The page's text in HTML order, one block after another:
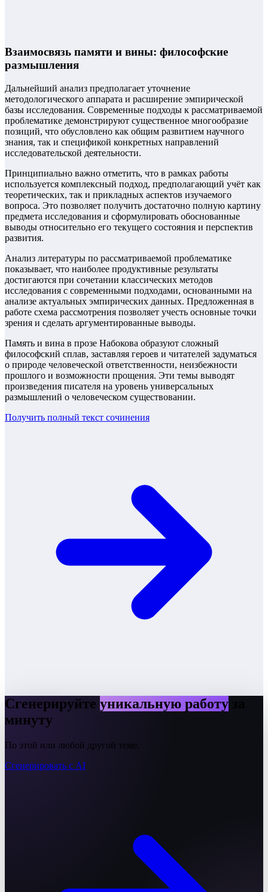
Взаимосвязь памяти и вины: философские
размышления
Дальнейший анализ предполагает уточнение
методологического аппарата и расширение эмпирической
базы исследования. Современные подходы к рассматриваемой
проблематике демонстрируют существенное многообразие
позиций, что обусловлено как общим развитием научного
знания, так и спецификой конкретных направлений
исследовательской деятельности.
Принципиально важно отметить, что в рамках работы
используется комплексный подход, предполагающий учёт как
теоретических, так и прикладных аспектов изучаемого
вопроса. Это позволяет получить достаточно полную картину
предмета исследования и сформулировать обоснованные
выводы относительно его текущего состояния и перспектив
развития.
Анализ литературы по рассматриваемой проблематике
показывает, что наиболее продуктивные результаты
достигаются при сочетании классических методов
исследования с современными подходами, основанными на
анализе актуальных эмпирических данных. Предложенная в
работе схема рассмотрения позволяет учесть основные точки
зрения и сделать аргументированные выводы.
Память и вина в прозе Набокова образуют сложный
философский сплав, заставляя героев и читателей задуматься
о природе человеческой ответственности, неизбежности
прошлого и возможности прощения. Эти темы выводят
произведения писателя на уровень универсальных
размышлений о человеческом существовании.
Получить полный текст сочинения
Сгенерируйте уникальную работу
минуту
По этой или любой другой теме.
Сгенерировать с AI